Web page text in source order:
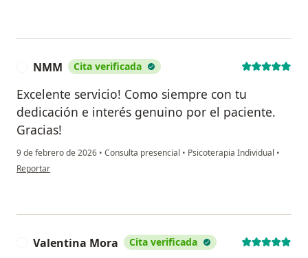
NMM Cita verificada
Excelente servicio! Como siempre con tu
dedicación e interés genuino por el paciente.
Gracias!
9 de febrero de 2026 • Consulta presencial • Psicoterapia Individual •
en opinión del usuario NMM
Reportar
Valentina Mora Cita verificada